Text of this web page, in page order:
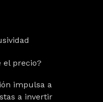
el precio?
impulsa a
a invertir